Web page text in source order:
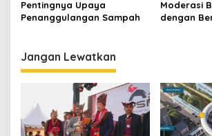
Pentingnya Upaya
Penanggulangan Sampah
Moderasi
dengan
Jangan Lewatkan